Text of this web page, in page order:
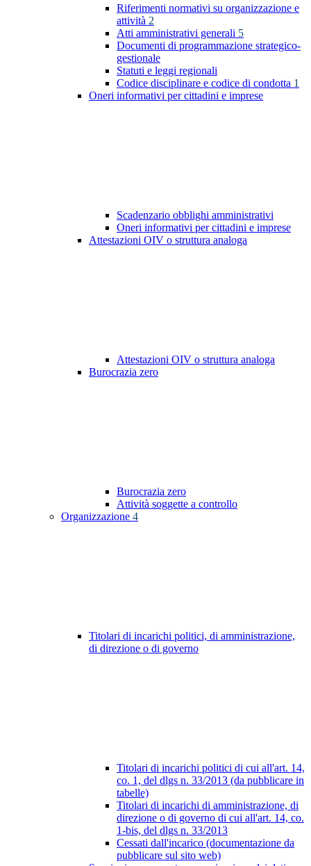
Riferimenti normativi su organizzazione e
attività 2
Atti amministrativi generali 5
Documenti di programmazione strategico-
gestionale
Statuti e leggi regionali
Codice disciplinare e codice di condotta 1
Oneri informativi per cittadini e imprese
Scadenzario obblighi amministrativi
Oneri informativi per cittadini e imprese
Attestazioni OIV o struttura analoga
Attestazioni OIV o struttura analoga
Burocrazia zero
Burocrazia zero
Attività soggette a controllo
Organizzazione 4
Titolari di incarichi politici, di amministrazione,
di direzione o di governo
Titolari di incarichi politici di cui all'art. 14,
co. 1, del dlgs n. 33/2013 (da pubblicare in
tabelle)
Titolari di incarichi di amministrazione, di
direzione o di governo di cui all'art. 14, co.
1-bis, del dlgs n. 33/2013
Cessati dall'incarico (documentazione da
pubblicare sul sito web)